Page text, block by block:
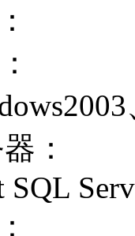
：
、
：
：